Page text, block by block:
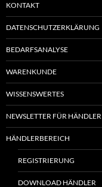
KONTAKT
DATENSCHUTZERKLÄRUNG
BEDARFSANALYSE
WARENKUNDE
WISSENSWERTES
NEWSLETTER FÜR HÄNDLER
HÄNDLERBEREICH
REGISTRIERUNG
DOWNLOAD HÄNDLER